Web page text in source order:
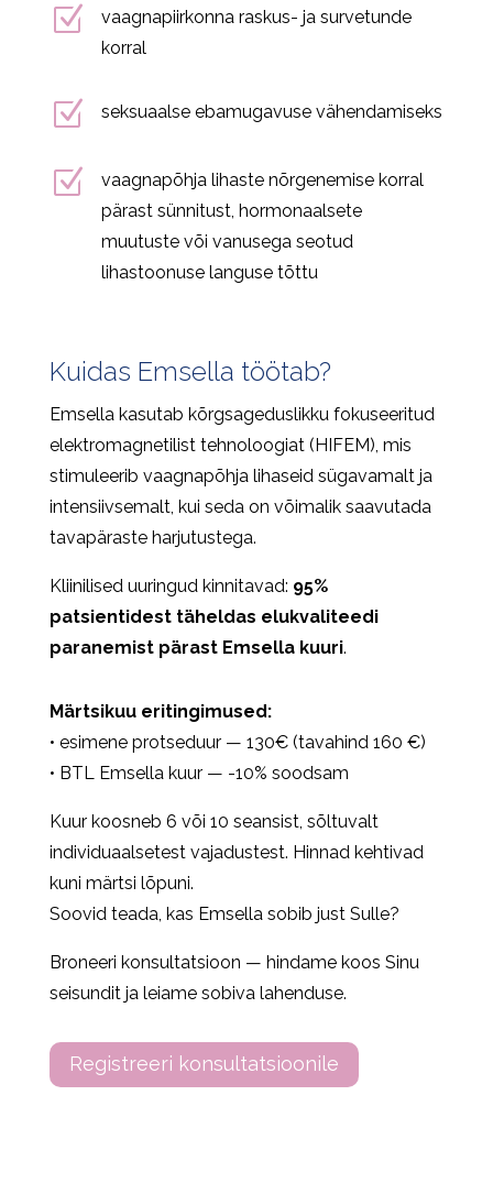
Z
vaagnapiirkonna raskus- ja survetunde
korral
Z seksuaalse ebamugavuse vähendamiseks
Z
vaagnapõhja lihaste nõrgenemise korral
pärast sünnitust, hormonaalsete
muutuste või vanusega seotud
lihastoonuse languse tõttu
Kuidas Emsella töötab?
Emsella kasutab kõrgsageduslikku fokuseeritud
elektromagnetilist tehnoloogiat (HIFEM), mis
stimuleerib vaagnapõhja lihaseid sügavamalt ja
intensiivsemalt, kui seda on võimalik saavutada
tavapäraste harjutustega.
Kliinilised uuringud kinnitavad: 95%
patsientidest täheldas elukvaliteedi
paranemist pärast Emsella kuuri.
Märtsikuu eritingimused:
• esimene protseduur — 130€ (tavahind 160 €)
• BTL Emsella kuur — -10% soodsam
Kuur koosneb 6 või 10 seansist, sõltuvalt
individuaalsetest vajadustest. Hinnad kehtivad
kuni märtsi lõpuni.
Soovid teada, kas Emsella sobib just Sulle?
Broneeri konsultatsioon — hindame koos Sinu
seisundit ja leiame sobiva lahenduse.
Registreeri konsultatsioonile